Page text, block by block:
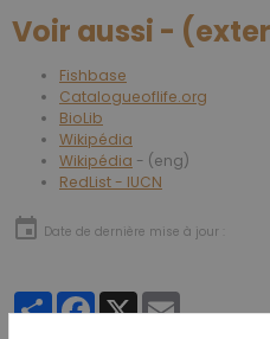
Voir aussi -
Fishbase
Catalogueoflife.org
BioLib
Wikipédia
Wikipédia - (eng)
RedList - IUCN
Date de dernière mise à jour :
PartagerFacebook
X